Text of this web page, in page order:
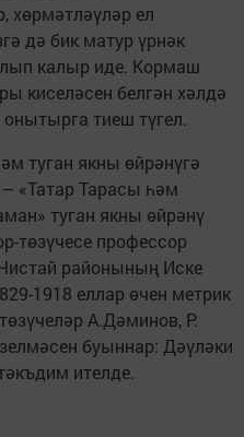
хөрмәтләүләр ел
дә бик матур үрнәк
калыр иде. Кормаш
киселәсен белгән хәлдә
тиеш түгел.
туган якны өйрәнүгә
«Татар Тарасы һәм
туган якны өйрәнү
төзүчесе профессор
районының Иске
1918 еллар өчен метрик
А.Дәминов, Р.
буыннар: Дәүләки
ителде.